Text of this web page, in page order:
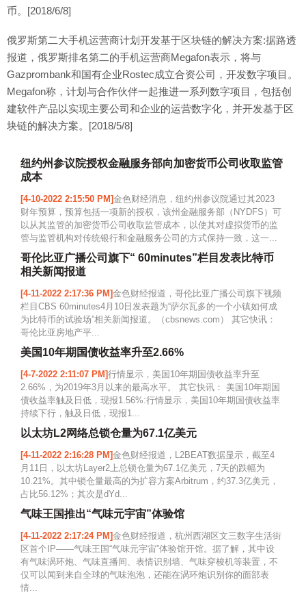
币。[2018/6/8]
俄罗斯第二大手机运营商计划开发基于区块链的解决方案:据路透
报道，俄罗斯排名第二的手机运营商Megafon表示，将与
Gazprombank和国有企业Rostec成立合资公司，开发数字项目。
Megafon称，计划与合作伙伴一起推进一系列数字项目，包括创
建软件产品以实现主要公司和企业的运营数字化，并开发基于区
块链的解决方案。[2018/5/8]
纽约州参议院授权金融服务部向加密货币公司收取监管
成本
[4-10-2022 2:15:50 PM]金色财经消息，纽约州参议院通过其2023
财年预算，预算包括一项新的授权，该州金融服务部（NYDFS）可
以从其监管的加密货币公司收取监管成本，以使其对虚拟货币的监
管与监管机构对传统银行和金融服务公司的方式保持一致，这一...
哥伦比亚广播公司旗下“ 60minutes”栏目发表比特币
相关新闻报道
[4-11-2022 2:17:36 PM]金色财经报道，哥伦比亚广播公司旗下视频
栏目CBS 60minutes4月10日发表题为“萨尔瓦多的一个小镇如何成
为比特币的试验场”相关新闻报道。（cbsnews.com） 其它快讯：
哥伦比亚房地产平...
美国10年期国债收益率升至2.66%
[4-7-2022 2:11:07 PM]行情显示，美国10年期国债收益率升至
2.66%，为2019年3月以来的最高水平。 其它快讯： 美国10年期国
债收益率触及日低，现报1.56%:行情显示，美国10年期国债收益率
持续下行，触及日低，现报1...
以太坊L2网络总锁仓量为67.1亿美元
[4-11-2022 2:16:28 PM]金色财经报道，L2BEAT数据显示，截至4
月11日，以太坊Layer2上总锁仓量为67.1亿美元，7天的跌幅为
10.21%。其中锁仓量最高的为扩容方案Arbitrum，约37.3亿美元，
占比56.12%；其次是dYd...
气味王国推出“气味元宇宙”体验馆
[4-11-2022 2:17:24 PM]金色财经报道，杭州西湖区文三数字生活街
区首个IP——气味王国“气味元宇宙”体验馆开馆。据了解，其中设
有气味涡环炮、气味直播间、表情识别墙、气味穿梭机等装置，不
仅可以闻到来自全球的气味泡泡，还能在涡环炮识别你的面部表
情...